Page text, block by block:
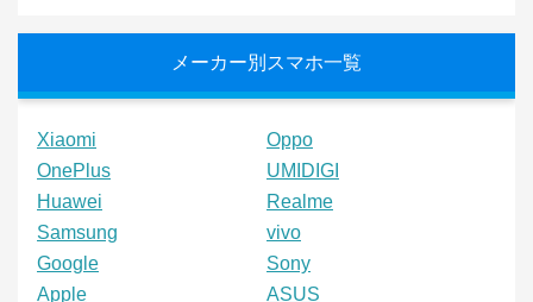
メーカー別スマホ一覧
Xiaomi
Oppo
OnePlus
UMIDIGI
Huawei
Realme
Samsung
vivo
Google
Sony
Apple
ASUS